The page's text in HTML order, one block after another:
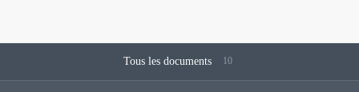
Tous les documents 10